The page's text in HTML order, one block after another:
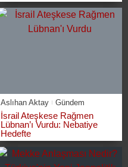
Aslıhan Aktay Gündem
İsrail Ateşkese Rağmen
Lübnan’ı Vurdu: Nebatiye
Hedefte